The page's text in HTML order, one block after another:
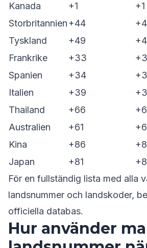
Kanada
+1
Storbritannien+44
Tyskland
+49
Frankrike
+33
Spanien
+34
Italien
+39
Thailand
+66
Australien
+61
Kina
+86
Japan
+81
För en fullständig lista med alla
landsnummer och landskoder,
officiella databas.
Hur använder